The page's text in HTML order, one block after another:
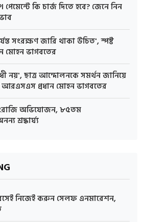
কি চার্জ দিতে হবে? জেনে নিন
সংরক্ষণ জারি থাকা উচিত', স্পষ্ট
মোহন ভাগবতের
নয়', ছাত্র আন্দোলনকে সমর্থন জানিয়ে
আরএসএস প্রধান মোহন ভাগবতের
ইংরাজি অভিযোজন, ৮৫তম
শ্রদ্ধার্ঘ্য
নিজেই করুন সেলফ এনমারেশন,